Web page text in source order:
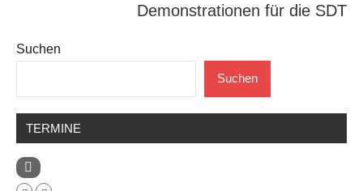
Demonstrationen für die SDT
Suchen
Suchen
TERMINE